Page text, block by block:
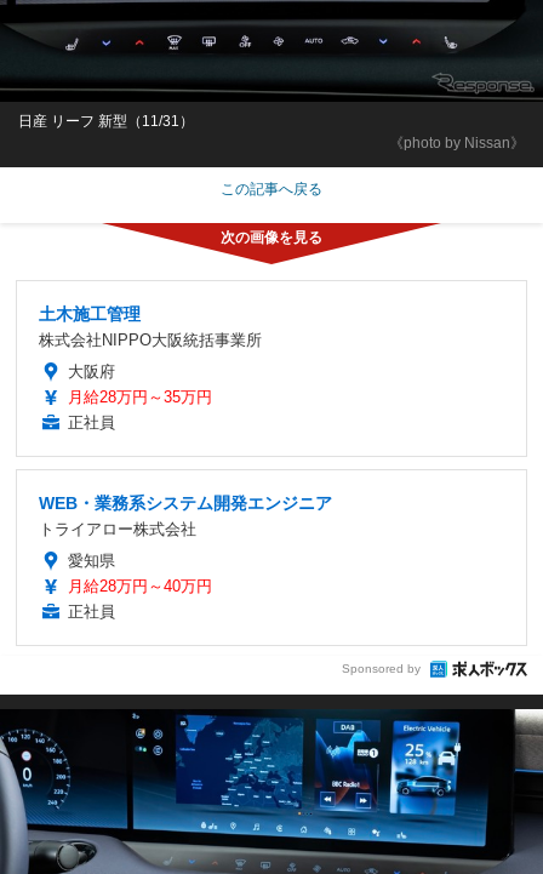
《photo by Nissan》
日産 リーフ 新型（11/31）
この記事へ戻る
土木施工管理
株式会社NIPPO大阪統括事業所
大阪府
月給28万円～35万円
正社員
WEB・業務系システム開発エンジニア
トライアロー株式会社
愛知県
月給28万円～40万円
正社員
Sponsored by